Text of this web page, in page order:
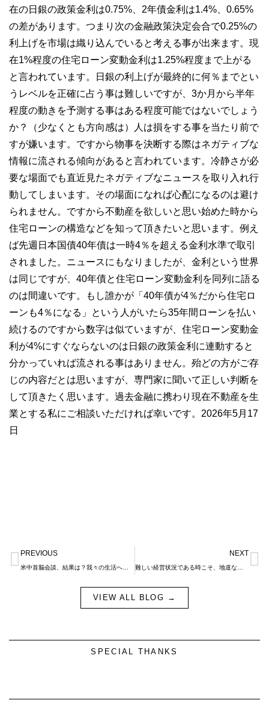
在の日銀の政策金利は0.75%、2年債金利は1.4%、0.65%
の差があります。つまり次の金融政策決定会合で0.25%の
利上げを市場は織り込んでいると考える事が出来ます。現
在1%程度の住宅ローン変動金利は1.25%程度まで上がる
と言われています。日銀の利上げが最終的に何％までとい
うレベルを正確に占う事は難しいですが、3か月から半年
程度の動きを予測する事はある程度可能ではないでしょう
か？（少なくとも方向感は）人は損をする事を当たり前で
すが嫌います。ですから物事を決断する際はネガティブな
情報に流される傾向があると言われています。冷静さが必
要な場面でも直近見たネガティブなニュースを取り入れ行
動してしまいます。その場面になれば心配になるのは避け
られません。ですから不動産を欲しいと思い始めた時から
住宅ローンの構造などを知って頂きたいと思います。例え
ば先週日本国債40年債は一時4％を超える金利水準で取引
されました。ニュースにもなりましたが、金利という世界
は同じですが、40年債と住宅ローン変動金利を同列に語る
のは間違いです。もし誰かが「40年債が4％だから住宅ロ
ーンも4％になる」という人がいたら35年間ローンを払い
続けるのですから数字は似ていますが、住宅ローン変動金
利が4%にすぐならないのは日銀の政策金利に連動すると
分かっていれば流される事はありません。殆どの方がご存
じの内容だとは思いますが、専門家に聞いて正しい判断を
して頂きたく思います。過去金融に携わり現在不動産を生
業とする私にご相談いただければ幸いです。2026年5月17
日
Prev
PREVIOUS NEXT
VIEW ALL BLOG →
SPECIAL THANKS